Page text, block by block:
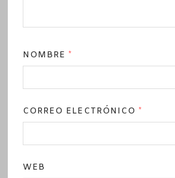
NOMBRE*
CORREO ELECTRÓNICO*
WEB